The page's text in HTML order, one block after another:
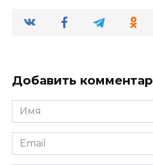
Добавить
Имя
*
Email
*